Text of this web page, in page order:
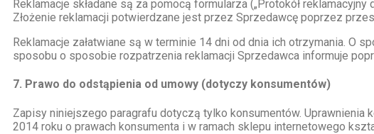
Reklamacje składane są za pomocą formularza („Protokół
Złożenie reklamacji potwierdzane jest przez Sprzedawcę poprzez
Reklamacje załatwiane są w terminie 14 dni od dnia ich otrzymania. O
sposobu o sposobie rozpatrzenia reklamacji Sprzedawca informuje
7. Prawo do odstąpienia od umowy (dotyczy konsumentów)
Zapisy niniejszego paragrafu dotyczą tylko konsumentów.
2014 roku o prawach konsumenta i w ramach sklepu internetowego